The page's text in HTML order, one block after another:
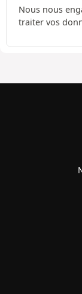
Nous nous
traiter vos